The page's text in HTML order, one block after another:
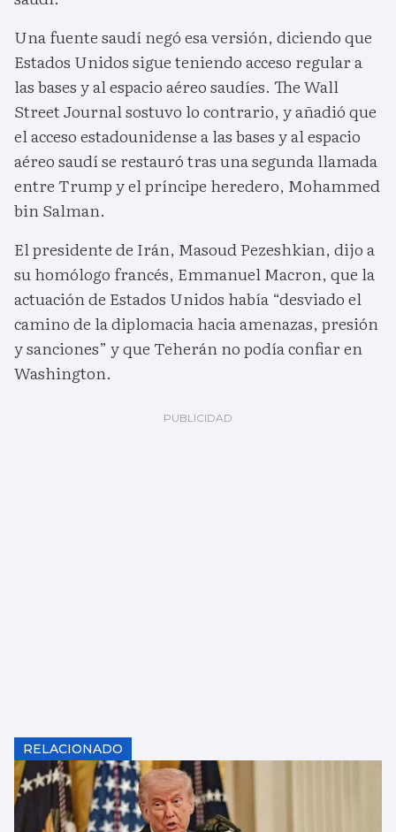
Una fuente saudí negó esa versión, diciendo que
Estados Unidos sigue teniendo acceso regular a
las bases y al espacio aéreo saudíes. The Wall
Street Journal sostuvo lo contrario, y añadió que
el acceso estadounidense a las bases y al espacio
aéreo saudí se restauró tras una segunda llamada
entre Trump y el príncipe heredero, Mohammed
bin Salman.
El presidente de Irán, Masoud Pezeshkian, dijo a
su homólogo francés, Emmanuel Macron, que la
actuación de Estados Unidos había “desviado el
camino de la diplomacia hacia amenazas, presión
y sanciones” y que Teherán no podía confiar en
Washington.
RELACIONADO